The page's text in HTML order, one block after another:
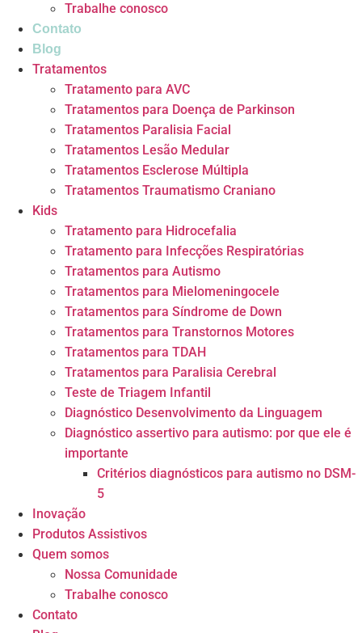
Trabalhe conosco
Contato
Blog
Tratamentos
Tratamento para AVC
Tratamentos para Doença de Parkinson
Tratamentos Paralisia Facial
Tratamentos Lesão Medular
Tratamentos Esclerose Múltipla
Tratamentos Traumatismo Craniano
Kids
Tratamento para Hidrocefalia
Tratamento para Infecções Respiratórias
Tratamentos para Autismo
Tratamentos para Mielomeningocele
Tratamentos para Síndrome de Down
Tratamentos para Transtornos Motores
Tratamentos para TDAH
Tratamentos para Paralisia Cerebral
Teste de Triagem Infantil
Diagnóstico Desenvolvimento da Linguagem
Diagnóstico assertivo para autismo: por que ele é
importante
Critérios diagnósticos para autismo no DSM-
5
Inovação
Produtos Assistivos
Quem somos
Nossa Comunidade
Trabalhe conosco
Contato